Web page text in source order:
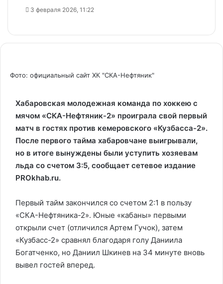
3 февраля 2026, 11:22
Фото: официальный сайт ХК "СКА-Нефтяник"
Хабаровская молодежная команда по хоккею с
мячом «СКА-Нефтяник-2» проиграла свой первый
матч в гостях против кемеровского «Кузбасса-2».
После первого тайма хабаровчане выигрывали,
но в итоге вынуждены были уступить хозяевам
льда со счетом 3:5, сообщает сетевое издание
PROkhab.ru.
Первый тайм закончился со счетом 2:1 в пользу
«СКА-Нефтяника-2». Юные «кабаны» первыми
открыли счет (отличился Артем Гучок), затем
«Кузбасс-2» сравнял благодаря голу Даниила
Богатченко, но Даниил Шкинев на 34 минуте вновь
вывел гостей вперед.